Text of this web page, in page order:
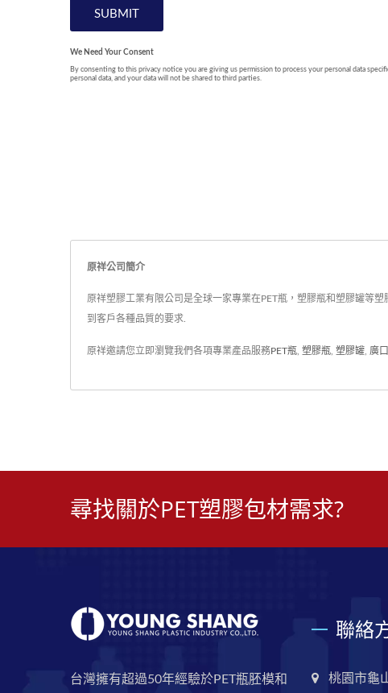
原祥公司簡介
原祥塑膠工業有限公司是全球一家專業在PET瓶，塑膠瓶和塑膠罐等
到客戶各種品質的要求.
原祥邀請您立即瀏覽我們各項專業產品服務PET瓶 塑膠瓶 塑膠罐 廣
尋找關於PET塑膠包材需求?
台灣擁有超過50年經驗於PET瓶胚模和
聯絡
桃園市龜